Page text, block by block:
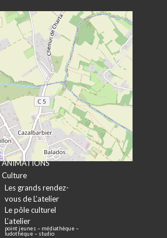
SOCIAL &
SOLIDARITÉ
Actions municipales
La commission
intergénérationnelle
Maison de retraite La
chartreuse
Les établissements
médico-sociaux
Projet Se Canto
CULTURE &
ANIMATIONS
Culture
Les grands rendez-
vous de L’atelier
Le pôle culturel
L’atelier
point jeunes – médiathèque –
ludothèque – studio